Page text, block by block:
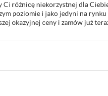
Ci różnicę niekorzystnej dla
poziomie i jako jedyni na
okazyjnej ceny i zamów już